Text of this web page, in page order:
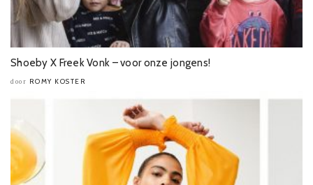
Shoeby X Freek Vonk – voor onze jongens!
door ROMY KOSTER